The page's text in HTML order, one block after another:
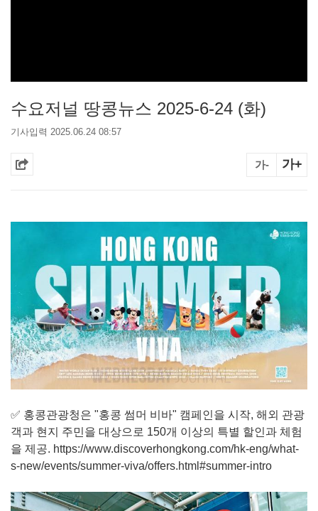
수요저널 땅콩뉴스 2025-6-24 (화)
기사입력 2025.06.24 08:57
가- 가+
✅ 홍콩관광청은 "홍콩 썸머 비바" 캠페인을 시작, 해외 관광
객과 현지 주민을 대상으로 150개 이상의 특별 할인과 체험
을 제공. https://www.discoverhongkong.com/hk-eng/what-
s-new/events/summer-viva/offers.html#summer-intro